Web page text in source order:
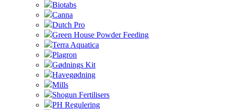
Biotabs
Canna
Dutch Pro
Green House Powder Feeding
Terra Aquatica
Plagron
Gødnings Kit
Havegødning
Mills
Shogun Fertilisers
PH Regulering